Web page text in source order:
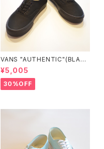
VANS "AUTHENTIC"(BLAC
K/BLACK)
¥5,005
30%OFF